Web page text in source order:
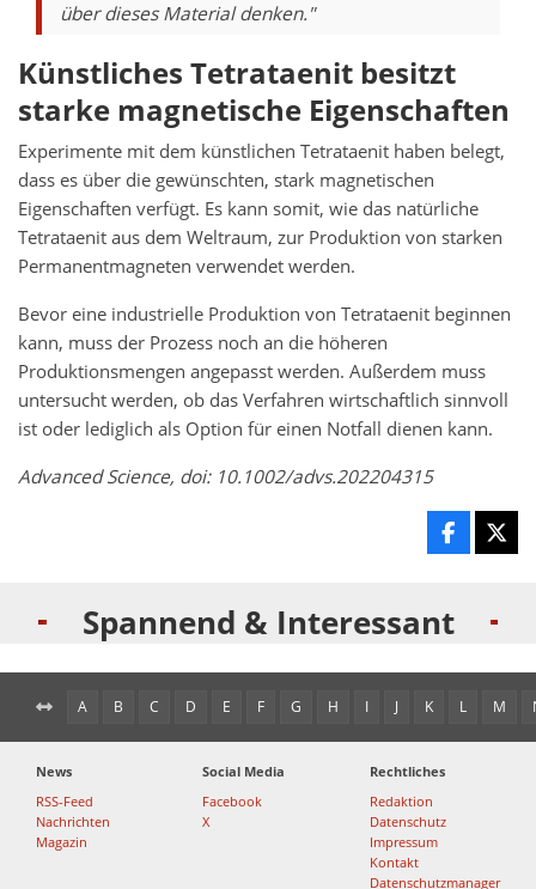
über dieses Material denken."
Künstliches Tetrataenit besitzt
starke magnetische Eigenschaften
Experimente mit dem künstlichen Tetrataenit haben belegt,
dass es über die gewünschten, stark magnetischen
Eigenschaften verfügt. Es kann somit, wie das natürliche
Tetrataenit aus dem Weltraum, zur Produktion von starken
Permanentmagneten verwendet werden.
Bevor eine industrielle Produktion von Tetrataenit beginnen
kann, muss der Prozess noch an die höheren
Produktionsmengen angepasst werden. Außerdem muss
untersucht werden, ob das Verfahren wirtschaftlich sinnvoll
ist oder lediglich als Option für einen Notfall dienen kann.
Advanced Science, doi: 10.1002/advs.202204315
Spannend & Interessant
A B C D E F G H I J K L M
News
RSS-Feed
Nachrichten
Magazin
Social Media
Facebook
X
Rechtliches
Redaktion
Datenschutz
Impressum
Kontakt
Datenschutzmanager